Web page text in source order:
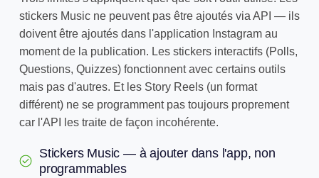
stickers Music ne peuvent pas être ajoutés via API — ils
doivent être ajoutés dans l'application Instagram au
moment de la publication. Les stickers interactifs (Polls,
Questions, Quizzes) fonctionnent avec certains outils
mais pas d'autres. Et les Story Reels (un format
différent) ne se programment pas toujours proprement
car l'API les traite de façon incohérente.
Stickers Music — à ajouter dans l'app, non
programmables